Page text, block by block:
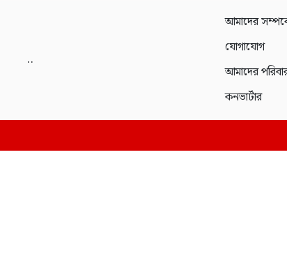
..
আমাদের
যোগাযোগ
আমাদের
কনভার্টার